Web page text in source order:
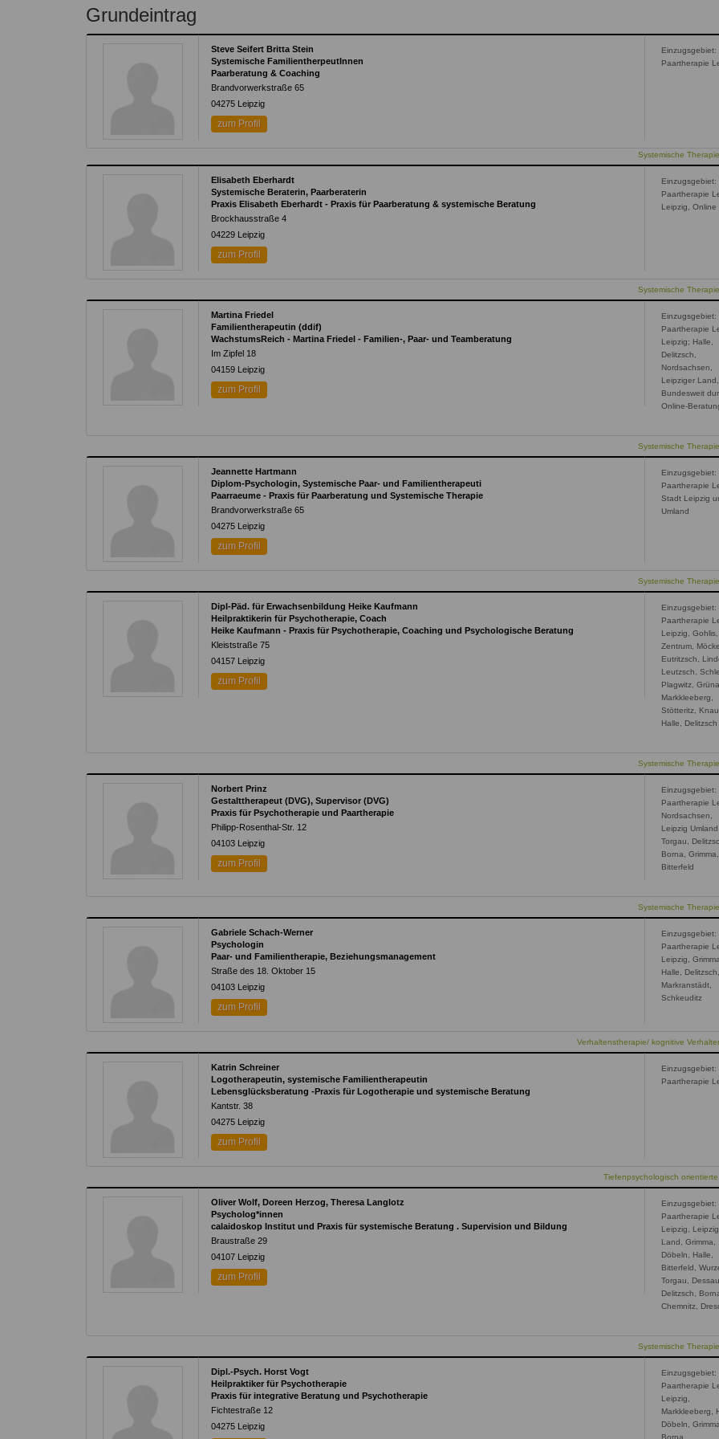
Therapeutenliste
Zum Kontaktformular
Grundeintrag
Steve Seifert Britta Stein
Systemische FamilientherpeutInnen
Paarberatung & Coaching
Brandvorwerkstraße 65
04275
Leipzig
zum Profil
Einzugsgebiet:
Paartherapie
Systemische
Elisabeth Eberhardt
Systemische Beraterin, Paarberaterin
Praxis Elisabeth Eberhardt - Praxis für Paarberatung & systemische Beratung
Brockhausstraße 4
04229
Leipzig
zum Profil
Einzugsgebiet:
Paartherapie
Leipzig, Online
Systemische
Martina Friedel
Familientherapeutin (ddif)
WachstumsReich - Martina Friedel - Familien-, Paar- und Teamberatung
Im Zipfel 18
04159
Leipzig
zum Profil
Einzugsgebiet:
Paartherapie
Leipzig; Halle,
Delitzsch,
Nordsachsen,
Leipziger Land,
Bundesweit
Online-
Systemische
Jeannette Hartmann
Diplom-Psychologin, Systemische Paar- und Familientherapeuti
Paarraeume - Praxis für Paarberatung und Systemische Therapie
Brandvorwerkstraße 65
04275
Leipzig
zum Profil
Einzugsgebiet:
Paartherapie
Stadt Leipzig
Umland
Systemische
Dipl-Päd. für Erwachsenbildung Heike Kaufmann
Heilpraktikerin für Psychotherapie, Coach
Heike Kaufmann - Praxis für Psychotherapie, Coaching und Psychologische Beratung
Kleiststraße 75
04157
Leipzig
zum Profil
Einzugsgebiet:
Paartherapie
Leipzig, Gohlis,
Zentrum,
Eutritzsch,
Leutzsch,
Plagwitz,
Markkleeberg,
Stötteritz,
Halle, Delitzsch
Systemische
Norbert Prinz
Gestalttherapeut (DVG), Supervisor (DVG)
Praxis für Psychotherapie und Paartherapie
Philipp-Rosenthal-Str. 12
04103
Leipzig
zum Profil
Einzugsgebiet:
Paartherapie
Nordsachsen,
Leipzig
Torgau,
Borna, Grimma,
Bitterfeld
Systemische
Gabriele Schach-Werner
Psychologin
Paar- und Familientherapie, Beziehungsmanagement
Straße des 18. Oktober 15
04103
Leipzig
zum Profil
Einzugsgebiet:
Paartherapie
Leipzig,
Halle,
Markranstädt,
Schkeuditz
Verhaltenstherapie/ kognitive
Katrin Schreiner
Logotherapeutin, systemische Familientherapeutin
Lebensglücksberatung -Praxis für Logotherapie und systemische Beratung
Kantstr. 38
04275
Leipzig
zum Profil
Einzugsgebiet:
Paartherapie
Tiefenpsychologisch
Oliver Wolf, Doreen Herzog, Theresa Langlotz
Psycholog*innen
calaidoskop Institut und Praxis für systemische Beratung . Supervision und Bildung
Braustraße 29
04107
Leipzig
zum Profil
Einzugsgebiet:
Paartherapie
Leipzig,
Land, Grimma,
Döbeln, Halle,
Bitterfeld,
Torgau,
Delitzsch,
Chemnitz,
Systemische
Dipl.-Psych. Horst Vogt
Heilpraktiker für Psychotherapie
Praxis für integrative Beratung und Psychotherapie
Fichtestraße 12
04275
Leipzig
Einzugsgebiet:
Paartherapie
Leipzig,
Markkleeberg,
Döbeln,